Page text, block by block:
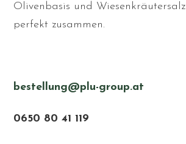
Olivenbasis und Wiesenkräutersalz
perfekt zusammen.
bestellung@plu-group.at
0650 80 41 119